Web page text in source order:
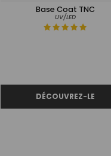
Base Coat TNC
UV/LED